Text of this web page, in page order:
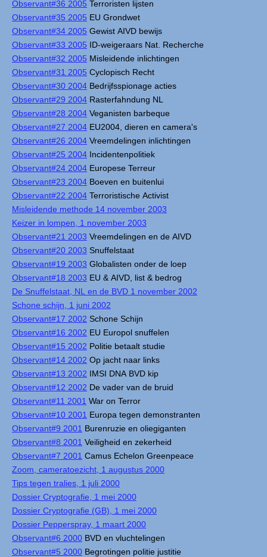
Observant#36 2005 Terroristen lijsten
Observant#35 2005 EU Grondwet
Observant#34 2005 Gewist AIVD bewijs
Observant#33 2005 ID-weigeraars Nat. Recherche
Observant#32 2005 Misleidende inlichtingen
Observant#31 2005 Cyclopisch Recht
Observant#30 2004 Bedrijfsspionage acties
Observant#29 2004 Rasterfahndung NL
Observant#28 2004 Veganisten barbeque
Observant#27 2004 EU2004, dieren en camera's
Observant#26 2004 Vreemdelingen inlichtingen
Observant#25 2004 Incidentenpolitiek
Observant#24 2004 Europese Terreur
Observant#23 2004 Boeven en buitenlui
Observant#22 2004 Terroristische Activist
Misleidende methode 14 november 2003
Keizer in lompen, 1 november 2003
Observant#21 2003 Vreemdelingen en de AIVD
Observant#20 2003 Snuffelstaat
Observant#19 2003 Globalisten onder de loep
Observant#18 2003 EU & AIVD, list & bedrog
De Snuffelstaat, NL en de BVD 1 november 2002
Schone schijn, 1 juni 2002
Observant#17 2002 Schone Schijn
Observant#16 2002 EU Europol snuffelen
Observant#15 2002 Politie betaalt studie
Observant#14 2002 Op jacht naar links
Observant#13 2002 IMSI DNA BVD kip
Observant#12 2002 De vader van de bruid
Observant#11 2001 War on Terror
Observant#10 2001 Europa tegen demonstranten
Observant#9 2001 Burenruzie en oliegiganten
Observant#8 2001 Veiligheid en zekerheid
Observant#7 2001 Camus Echelon Greenpeace
Zoom, cameratoezicht, 1 augustus 2000
Tips tegen tralies, 1 juli 2000
Dossier Cryptografie, 1 mei 2000
Dossier Cryptografie (GB), 1 mei 2000
Dossier Pepperspray, 1 maart 2000
Observant#6 2000 BVD en vluchtelingen
Observant#5 2000 Begrotingen politie justitie